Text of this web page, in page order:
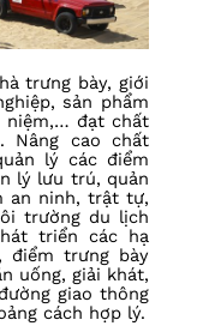
trưng bày, giới
sản phẩm
niệm,… đạt chất
Nâng cao chất
lý các điểm
lý lưu trú, quản
an ninh, trật tự,
trường du lịch
triển các hạ
điểm trưng bày
uống, giải khát,
giao thông
cách hợp lý.